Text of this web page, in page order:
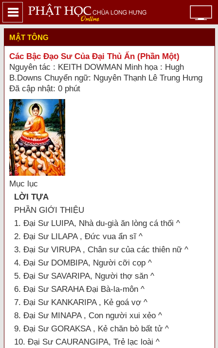
MẬT TÔNG
Các Bậc Đạo Sư Của Đại Thủ Ấn (Phần Một)
Nguyên tác : KEITH DOWMAN Minh họa : Hugh
B.Downs Chuyển ngữ: Nguyên Thạnh Lê Trung Hưng
Đã cập nhật: 0 phút
Mục lục
LỜI TỰA
PHẦN GIỚI THIỆU
1. Đại Sư LUIPA, Nhà du-già ăn lòng cá thối ^
2. Đại Sư LILAPA , Ðức vua ẩn sĩ ^
3. Đại Sư VIRUPA , Chân sư của các thiên nữ ^
4. Đại Sư DOMBIPA, Người cỡi cọp ^
5. Đại Sư SAVARIPA, Người thợ săn ^
6. Đại Sư SARAHA Ðại Bà-la-môn ^
7. Đại Sư KANKARIPA , Kẻ goá vợ ^
8. Đại Sư MINAPA , Con người xui xẻo ^
9. Đại Sư GORAKSA , Kẻ chăn bò bất tử ^
10. Đại Sư CAURANGIPA, Trẻ lạc loài ^